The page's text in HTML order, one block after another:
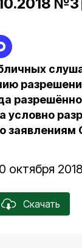
условно
заявлениям
октября
Скачать